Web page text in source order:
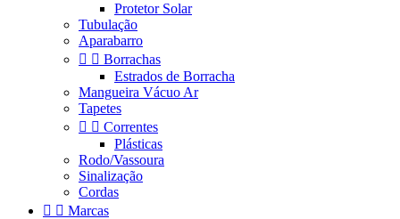
Protetor Solar
Tubulação
Aparabarro
  Borrachas
Estrados de Borracha
Mangueira Vácuo Ar
Tapetes
  Correntes
Plásticas
Rodo/Vassoura
Sinalização
Cordas
  Marcas